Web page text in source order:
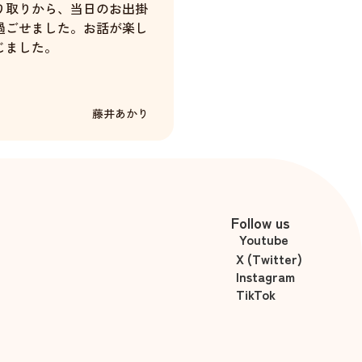
りから、当日のお出掛
せました。お話が楽し
した。
藤井あかり
Follow us
Youtube
X (Twitter)
Instagram
TikTok